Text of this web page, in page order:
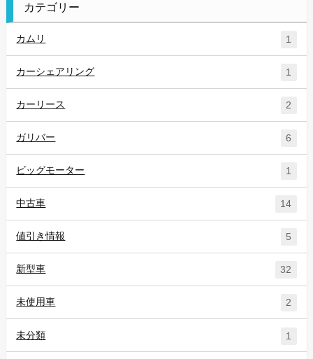
カテゴリー
カムリ 1
カーシェアリング 1
カーリース 2
ガリバー 6
ビッグモーター 1
中古車 14
値引き情報 5
新型車 32
未使用車 2
未分類 1